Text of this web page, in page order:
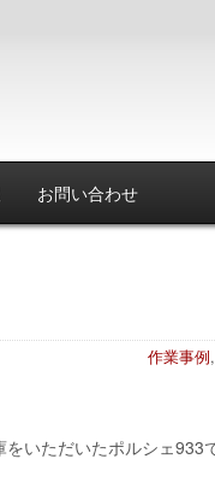
お問い合わせ
作業事例,
いただいたポルシェ933